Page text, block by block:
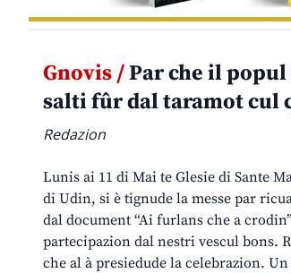
Gnovis /Par che il
salti fûr dal taramot cul
Redazion
Lunis ai 11 di Mai te Glesie di Sante
di Udin, si è tignude la messe par
dal document “Ai furlans che a
partecipazion dal nestri vescul bons.
che al à presiedude la celebrazion.